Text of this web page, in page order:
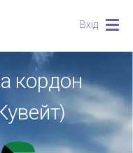
Вхід
кордон